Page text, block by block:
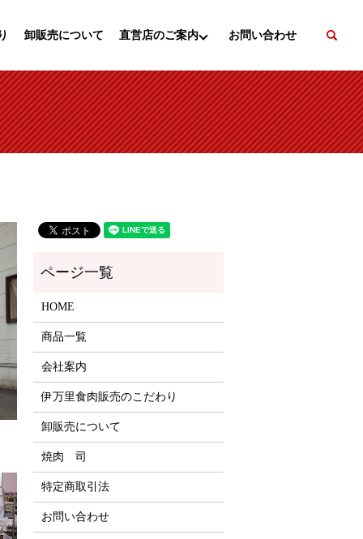
卸販売について 直営店のご案内 お問い合わせ
HOME
商品一覧
会社案内
伊万里食肉販売のこだわり
卸販売について
焼肉 司
特定商取引法
お問い合わせ